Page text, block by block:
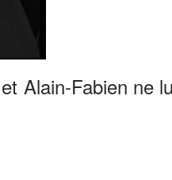
et Alain-Fabien ne